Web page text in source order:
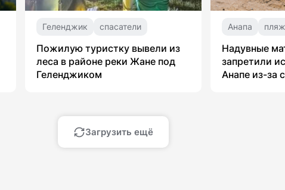
Геленджик спасатели
Пожилую туристку вывели из
леса в районе реки Жане под
Геленджиком
Анапа
Надувные
запретили
Анапе из-за
Загрузить ещё